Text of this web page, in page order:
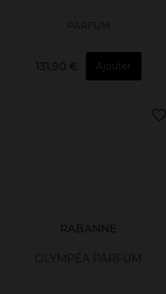
PARFUM
131,90 € Ajouter
RABANNE
OLYMPÉA PARFUM